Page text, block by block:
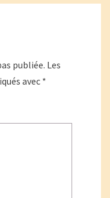
publiée. Les
avec *